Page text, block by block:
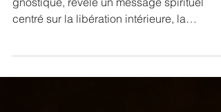
L’Évangile de Marie-Madeleine, apocryphe
Marie comme disciple privilégiée de Jésus.